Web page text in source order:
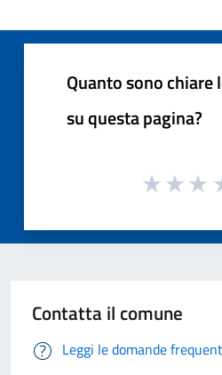
Quanto sono
su questa pagina?
Contatta il comune
Leggi le domande